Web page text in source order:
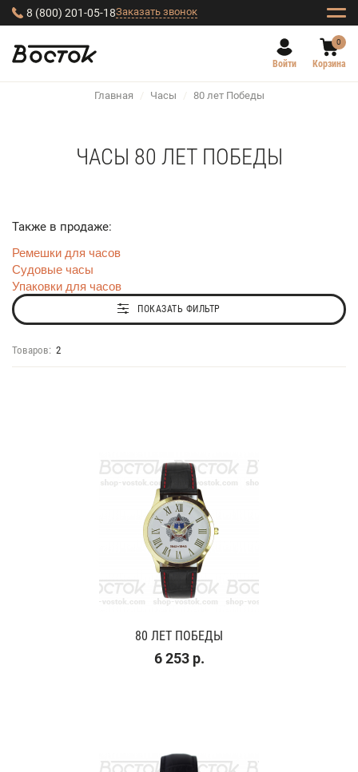
8 (800) 201-05-18Заказать звонок
Войти
0
Корзина
Главная / Часы / 80 лет Победы
ЧАСЫ 80 ЛЕТ ПОБЕДЫ
Также в продаже:
Ремешки для часов
Судовые часы
Упаковки для часов
ПОКАЗАТЬ ФИЛЬТР
Товаров: 2
80 ЛЕТ ПОБЕДЫ
6 253 р.